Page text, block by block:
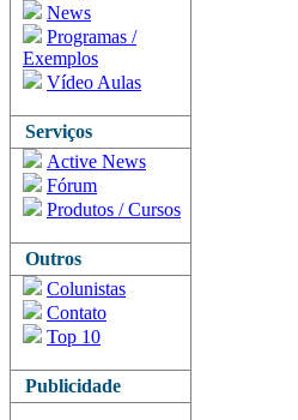
News
Programas /
Exemplos
Vídeo Aulas
Serviços
Active News
Fórum
Produtos / Cursos
Outros
Colunistas
Contato
Top 10
Publicidade